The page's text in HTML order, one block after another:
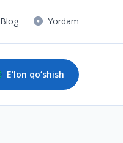
Blog Yordam
E‘lon qo‘shish